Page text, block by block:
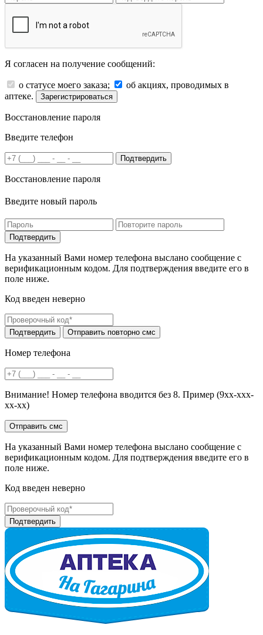
Я согласен на получение сообщений:
о статусе моего заказа;
об акциях, проводимых в
аптеке.
Зарегистрироваться
Восстановление пароля
Введите телефон
Подтвердить
Восстановление пароля
Введите новый пароль
На указанный Вами номер телефона выслано сообщение с
верификационным кодом. Для подтверждения введите его в
поле ниже.
Код введен неверно
Номер телефона
Внимание! Номер телефона вводится без 8. Пример (9хх-ххх-
хх-хх)
На указанный Вами номер телефона выслано сообщение с
верификационным кодом. Для подтверждения введите его в
поле ниже.
Код введен неверно